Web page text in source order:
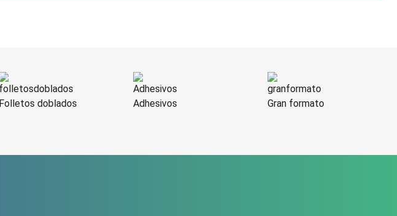
Folletos doblados Adhesivos Gran formato